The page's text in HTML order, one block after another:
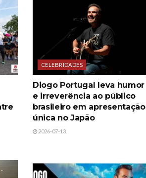
CELEBRIDADES
Diogo Portugal leva humor
e irreverência ao público
brasileiro em apresentação
única no Japão
2026-07-13